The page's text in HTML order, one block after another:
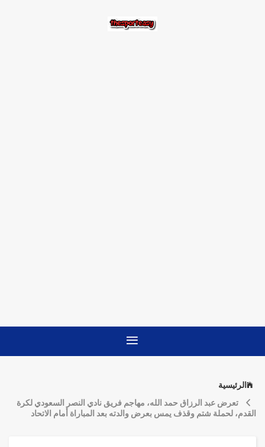
الرئيسية
تعرض عبد الرزاق حمد الله، مهاجم فريق نادي النصر السعودي لكرة
القدم، لحملة شتم وقذف يمس بعرض والدته بعد المباراة أمام الاتحاد